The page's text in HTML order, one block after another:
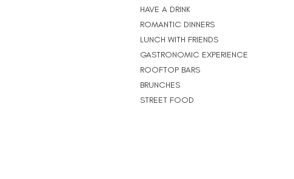
HAVE A DRINK
ROMANTIC DINNERS
LUNCH WITH FRIENDS
GASTRONOMIC EXPERIENCE
ROOFTOP BARS
BRUNCHES
STREET FOOD